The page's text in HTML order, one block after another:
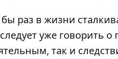
раз в жизни
уже говорить о
так и